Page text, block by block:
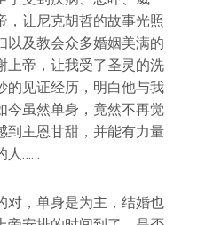
，让尼克胡哲的故事光照
以及教会众多婚姻美满的
上帝，让我受了圣灵的洗
的见证经历，明白他与我
今虽然单身，竟然不再觉
到主恩甘甜，并能有力量
人……
对，单身是为主，结婚也